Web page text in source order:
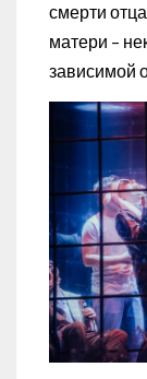
смерти
матери –
зависимой